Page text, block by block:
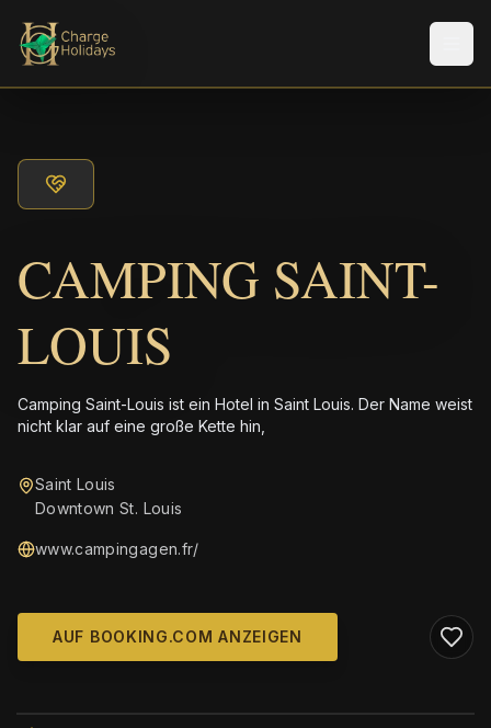
CAMPING SAINT-
LOUIS
Camping Saint-Louis ist ein Hotel in Saint Louis. Der Name weist
nicht klar auf eine große Kette hin,
Saint Louis
Downtown St. Louis
www.campingagen.fr/
AUF BOOKING.COM ANZEIGEN